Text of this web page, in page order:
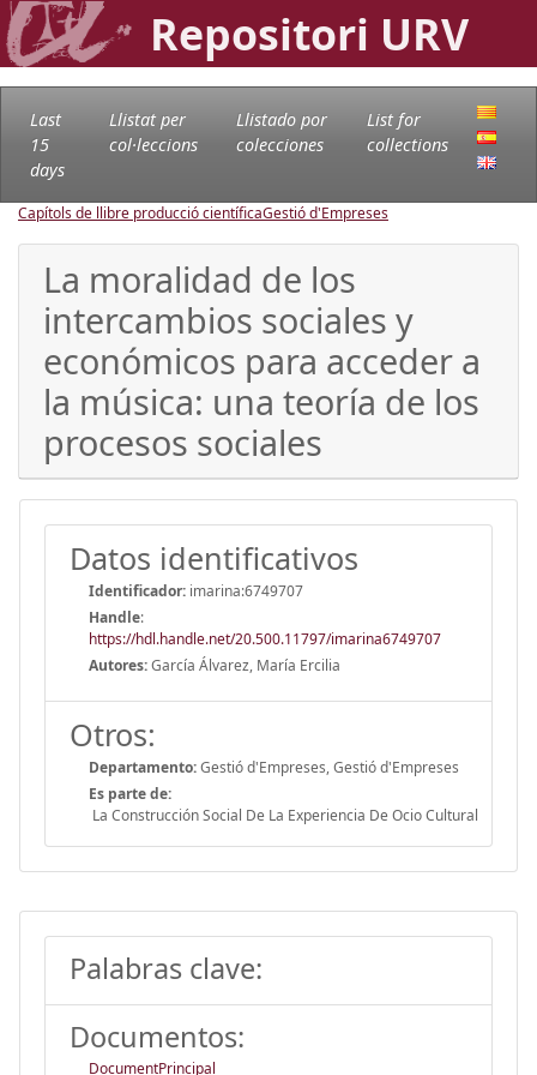
Repositori URV
Last
15
days
Llistat per
col·leccions
Llistado por
colecciones
List for
collections
Capítols de llibre producció científicaGestió d'Empreses
La moralidad de los
intercambios sociales y
económicos para acceder a
la música: una teoría de los
procesos sociales
Datos identificativos
Identificador: imarina:6749707
Handle:
https://hdl.handle.net/20.500.11797/imarina6749707
Autores:García Álvarez, María Ercilia
Otros:
Departamento:Gestió d'Empreses, Gestió d'Empreses
Es parte de:
La Construcción Social De La Experiencia De Ocio Cultural
Palabras clave:
Documentos:
DocumentPrincipal